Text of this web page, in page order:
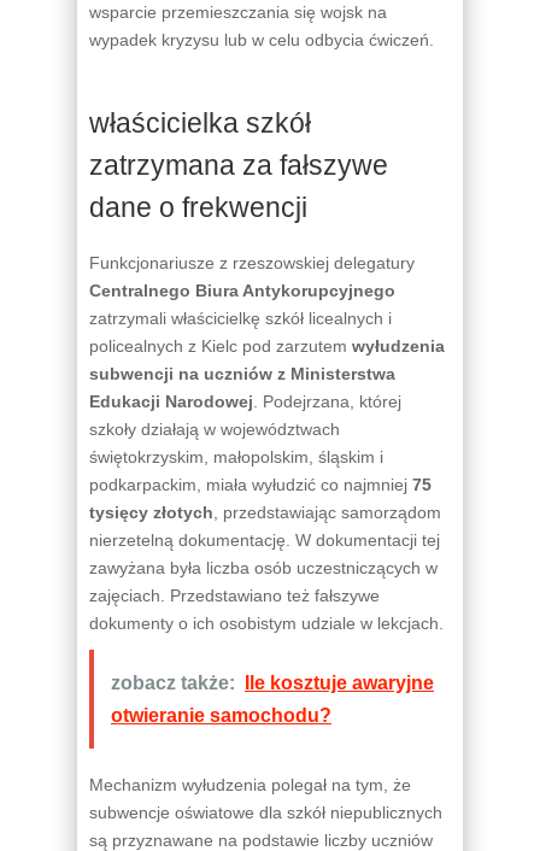
wsparcie przemieszczania się wojsk na
wypadek kryzysu lub w celu odbycia ćwiczeń.
właścicielka szkół
zatrzymana za fałszywe
dane o frekwencji
Funkcjonariusze z rzeszowskiej delegatury
Centralnego Biura Antykorupcyjnego
zatrzymali właścicielkę szkół licealnych i
policealnych z Kielc pod zarzutem wyłudzenia
subwencji na uczniów z Ministerstwa
Edukacji Narodowej . Podejrzana, której
szkoły działają w województwach
świętokrzyskim, małopolskim, śląskim i
podkarpackim, miała wyłudzić co najmniej 75
tysięcy złotych , przedstawiając samorządom
nierzetelną dokumentację. W dokumentacji tej
zawyżana była liczba osób uczestniczących w
zajęciach. Przedstawiano też fałszywe
dokumenty o ich osobistym udziale w lekcjach.
zobacz także:
Ile kosztuje awaryjne
otwieranie samochodu?
Mechanizm wyłudzenia polegał na tym, że
subwencje oświatowe dla szkół niepublicznych
są przyznawane na podstawie liczby uczniów